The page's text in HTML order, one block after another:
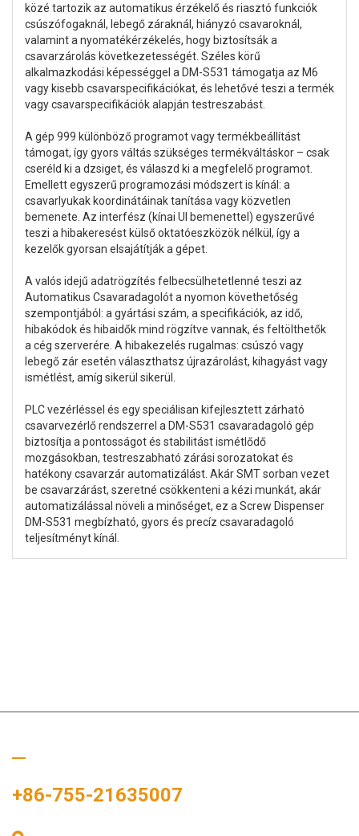
közé tartozik az automatikus érzékelő és riasztó funkciók
csúszófogaknál, lebegő záraknál, hiányzó csavaroknál,
valamint a nyomatékérzékelés, hogy biztosítsák a
csavarzárolás következetességét. Széles körű
alkalmazkodási képességgel a DM-S531 támogatja az M6
vagy kisebb csavarspecifikációkat, és lehetővé teszi a termék
vagy csavarspecifikációk alapján testreszabást.
A gép 999 különböző programot vagy termékbeállítást
támogat, így gyors váltás szükséges termékváltáskor – csak
cseréld ki a dzsiget, és válaszd ki a megfelelő programot.
Emellett egyszerű programozási módszert is kínál: a
csavarlyukak koordinátáinak tanítása vagy közvetlen
bemenete. Az interfész (kínai UI bemenettel) egyszerűvé
teszi a hibakeresést külső oktatóeszközök nélkül, így a
kezelők gyorsan elsajátítják a gépet.
A valós idejű adatrögzítés felbecsülhetetlenné teszi az
Automatikus Csavaradagolót a nyomon követhetőség
szempontjából: a gyártási szám, a specifikációk, az idő,
hibakódok és hibaidők mind rögzítve vannak, és feltölthetők
a cég szerverére. A hibakezelés rugalmas: csúszó vagy
lebegő zár esetén választhatsz újrazárolást, kihagyást vagy
ismétlést, amíg sikerül sikerül.
PLC vezérléssel és egy speciálisan kifejlesztett zárható
csavarvezérlő rendszerrel a DM-S531 csavaradagoló gép
biztosítja a pontosságot és stabilitást ismétlődő
mozgásokban, testreszabható zárási sorozatokat és
hatékony csavarzár automatizálást. Akár SMT sorban vezet
be csavarzárást, szeretné csökkenteni a kézi munkát, akár
automatizálással növeli a minőséget, ez a Screw Dispenser
DM-S531 megbízható, gyors és precíz csavaradagoló
teljesítményt kínál.
+86-755-21635007